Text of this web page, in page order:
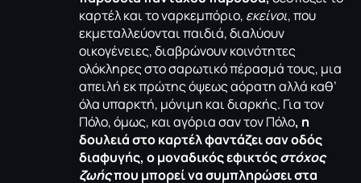
καρτέλ και το ναρκεμπόριο, εκείνοι, που
εκμεταλλεύονται παιδιά, διαλύουν
οικογένειες, διαβρώνουν κοινότητες
ολόκληρες στο σαρωτικό πέρασμά τους, μια
απειλή εκ πρώτης όψεως αόρατη αλλά καθ’
όλα υπαρκτή, μόνιμη και διαρκής. Για τον
Πόλο, όμως, και αγόρια σαν τον Πόλο, η
δουλειά στο καρτέλ φαντάζει σαν οδός
διαφυγής, ο μοναδικός εφικτόςστόχος
ζωήςπου μπορεί να συμπληρώσει στα